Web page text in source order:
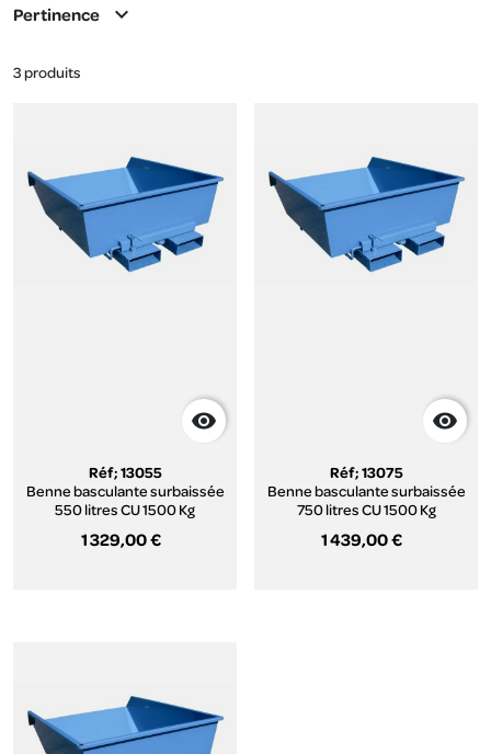
3 produits
Pertinence expand_more

Réf; 13055
Benne basculante surbaissée
550 litres CU 1500 Kg
1 329,00 €

Réf; 13075
Benne basculante surbaissée
750 litres CU 1500 Kg
1 439,00 €